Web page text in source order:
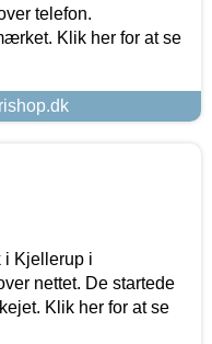
telefon.
Klik her for at se
i Kjellerup i
nettet. De startede
Klik her for at se